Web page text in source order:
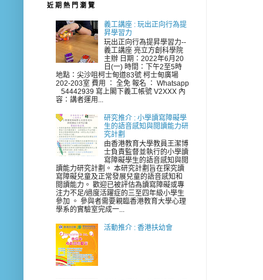
近 期 熱 門 瀏 覽
義工講座 : 玩出正向行為提
昇學習力
玩出正向行為提昇學習力--
義工講座 亮立方創科學院
主辦 日期：2022年6月20
日(一) 時間：下午2至5時
地點：尖沙咀柯士甸道83號 柯士甸廣場
202-203室 費用 ： 全免 報名 ： Whatsapp
54442939 寫上閣下義工帳號 V2XXX 內
容：講者運用...
研究推介 : 小學讀寫障礙學
生的語音感知與閲讀能力研
究計劃
由香港教育大學教員王潔博
士負責監督並執行的小學讀
寫障礙學生的語音感知與閲
讀能力研究計劃。 本研究計劃旨在探究讀
寫障礙兒童及正常發展兒童的語音感知和
閲讀能力。 歡迎已被評估為讀寫障礙或專
注力不足/過度活躍症的三至四年級小學生
參加 。 參與者需要親臨香港教育大學心理
學系的實驗室完成一...
活動推介 : 香港扶幼會